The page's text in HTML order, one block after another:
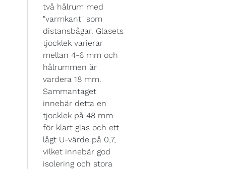
två hålrum med
"varmkant" som
distansbågar. Glasets
tjocklek varierar
mellan 4-6 mm och
hålrummen är
vardera 18 mm.
Sammantaget
innebär detta en
tjocklek på 48 mm
för klart glas och ett
lågt U-värde på 0,7,
vilket innebär god
isolering och stora